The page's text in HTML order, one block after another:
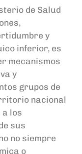
de Salud
y
inferior, es
mecanismos
y
grupos de
nacional
a los
sus
no siempre
o